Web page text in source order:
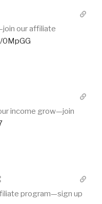
our affiliate
income grow—join
program—sign up